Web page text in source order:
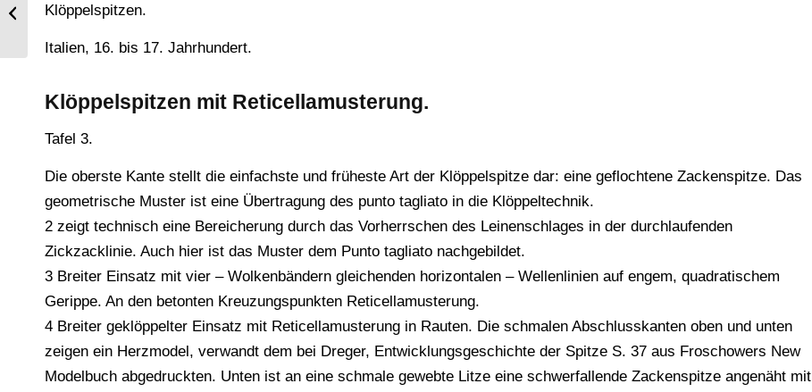
Klöppelspitzen.
Italien, 16. bis 17. Jahrhundert.
Klöppelspitzen mit Reticellamusterung.
Tafel 3.
Die oberste Kante stellt die einfachste und früheste Art der Klöppelspitze dar: eine geflochtene Zackenspitze. Das
geometrische Muster ist eine Übertragung des punto tagliato in die Klöppeltechnik.
2 zeigt technisch eine Bereicherung durch das Vorherrschen des Leinenschlages in der durchlaufenden
Zickzacklinie. Auch hier ist das Muster dem Punto tagliato nachgebildet.
3 Breiter Einsatz mit vier – Wolkenbändern gleichenden horizontalen – Wellenlinien auf engem, quadratischem
Gerippe. An den betonten Kreuzungspunkten Reticellamusterung.
4 Breiter geklöppelter Einsatz mit Reticellamusterung in Rauten. Die schmalen Abschlusskanten oben und unten
zeigen ein Herzmodel, verwandt dem bei Dreger, Entwicklungsgeschichte der Spitze S. 37 aus Froschowers New
Modelbuch abgedruckten. Unten ist an eine schmale gewebte Litze eine schwerfallende Zackenspitze angenäht mit
von Robert Batty im Jahre 1825.